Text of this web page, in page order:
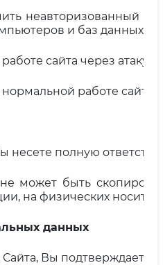
неавторизованный
и баз данных,
сайта через
нормальной работе
несете полную
может быть
на физических
данных
Вы подтверждаете,